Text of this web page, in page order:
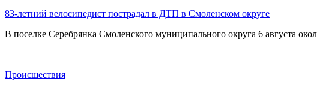
83-летний велосипедист пострадал в ДТП в Смоленском округе
В поселке Серебрянка Смоленского муниципального округа 6 августа
Происшествия